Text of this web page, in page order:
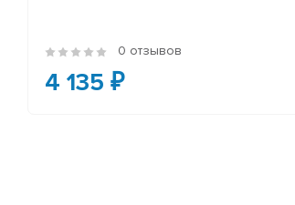
0 отзывов
4 135 ₽